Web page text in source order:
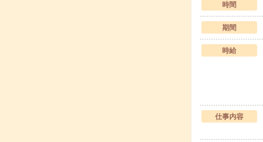
時間
期間
時給
仕事内容